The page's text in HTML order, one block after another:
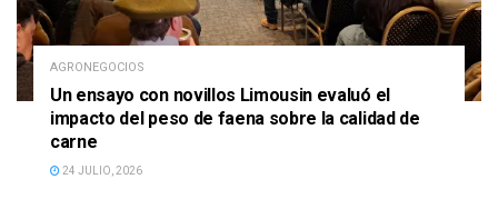
AGRONEGOCIOS
Un ensayo con novillos Limousin evaluó el
impacto del peso de faena sobre la calidad de
carne
24 JULIO, 2026